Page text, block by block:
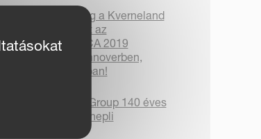
Látogassa meg a Kverneland
Group standját az
AGRITECHNICA 2019
kiállításon Hannoverben,
Németországban!
A Kverneland Group 140 éves
fennállását ünnepli